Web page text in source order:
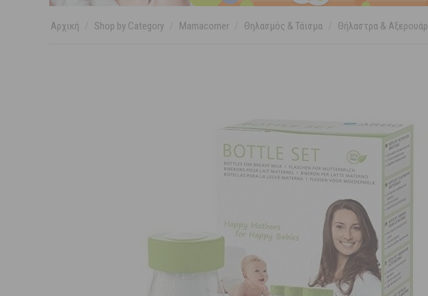
Αρχική Shop by Category Mamacorner Θηλασμός & Τάισμα Θήλαστρα & Αξερουάρ